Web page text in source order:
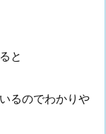
と
るのでわかりや